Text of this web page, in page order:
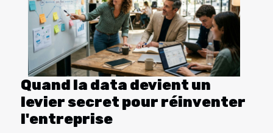
Quand la data devient un
levier secret pour réinventer
l'entreprise